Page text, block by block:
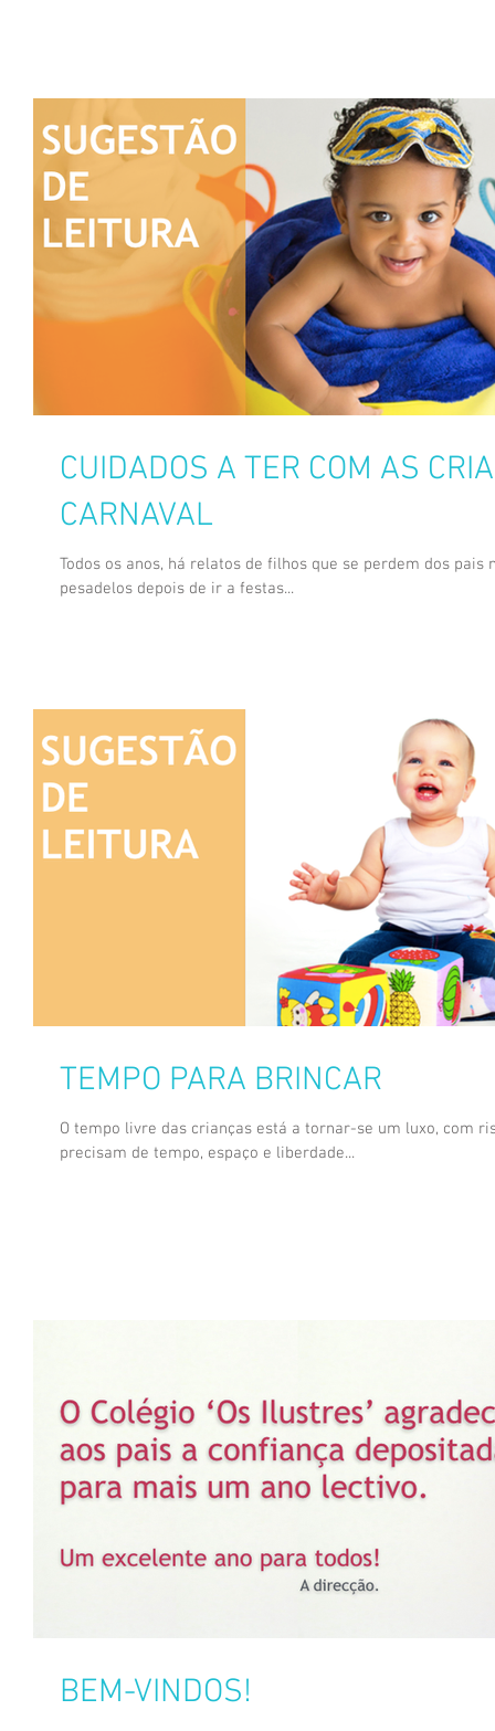
CUIDADOS A TER COM AS
CARNAVAL
Todos os anos, há relatos de filhos que se perdem dos
pesadelos depois de ir a festas...
TEMPO PARA BRINCAR
O tempo livre das crianças está a tornar-se um luxo, com
precisam de tempo, espaço e liberdade...
BEM-VINDOS!